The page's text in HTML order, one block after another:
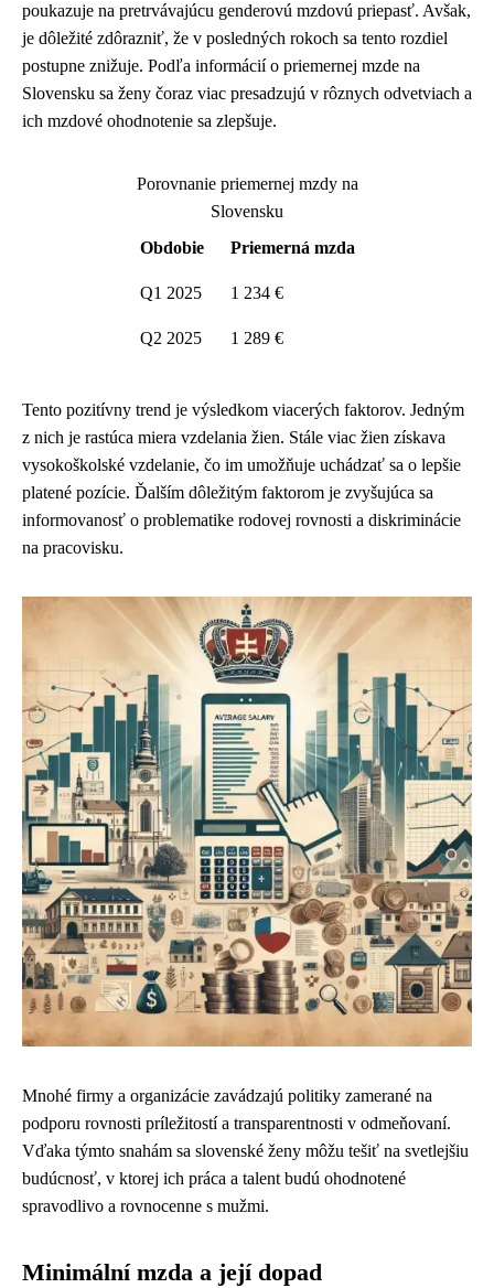
poukazuje na pretrvávajúcu genderovú mzdovú priepasť. Avšak,
je dôležité zdôrazniť, že v posledných rokoch sa tento rozdiel
postupne znižuje. Podľa informácií o priemernej mzde na
Slovensku sa ženy čoraz viac presadzujú v rôznych odvetviach a
ich mzdové ohodnotenie sa zlepšuje.
Porovnanie priemernej mzdy na
Slovensku
Obdobie
Priemerná mzda
Q1 2025 1 234 €
Q2 2025 1 289 €
Tento pozitívny trend je výsledkom viacerých faktorov. Jedným
z nich je rastúca miera vzdelania žien. Stále viac žien získava
vysokoškolské vzdelanie, čo im umožňuje uchádzať sa o lepšie
platené pozície. Ďalším dôležitým faktorom je zvyšujúca sa
informovanosť o problematike rodovej rovnosti a diskriminácie
na pracovisku.
Mnohé firmy a organizácie zavádzajú politiky zamerané na
podporu rovnosti príležitostí a transparentnosti v odmeňovaní.
Vďaka týmto snahám sa slovenské ženy môžu tešiť na svetlejšiu
budúcnosť, v ktorej ich práca a talent budú ohodnotené
spravodlivo a rovnocenne s mužmi.
Minimální mzda a její dopad